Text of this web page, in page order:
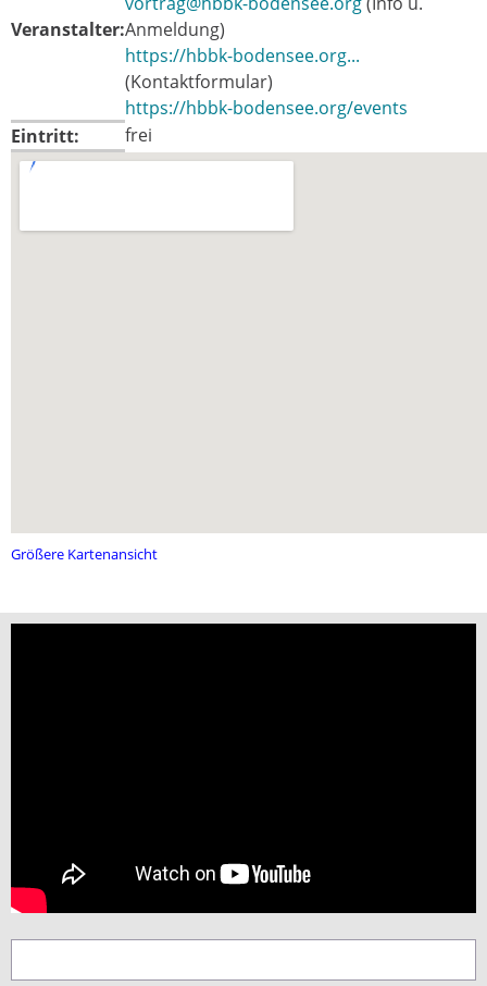
Veranstalter:Anmeldung)
https://hbbk-bodensee.org...
(Kontaktformular)
https://hbbk-bodensee.org/events
Eintritt:
frei
Größere Kartenansicht